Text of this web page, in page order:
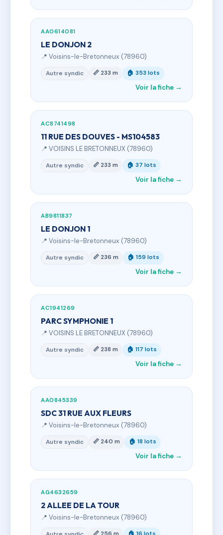
AA0614081
LE DONJON 2
📍 Voisins-le-Bretonneux (78960)
Autre syndic 📏 233 m 🏠 353 lots
Voir la fiche →
AC8741498
11 RUE DES DOUVES - MS104583
📍 VOISINS LE BRETONNEUX (78960)
Autre syndic 📏 233 m 🏠 37 lots
Voir la fiche →
AB9811837
LE DONJON 1
📍 Voisins-le-Bretonneux (78960)
Autre syndic 📏 236 m 🏠 159 lots
Voir la fiche →
AC1941269
PARC SYMPHONIE 1
📍 VOISINS LE BRETONNEUX (78960)
Autre syndic 📏 238 m 🏠 117 lots
Voir la fiche →
AA0845339
SDC 31 RUE AUX FLEURS
📍 Voisins-le-Bretonneux (78960)
Autre syndic 📏 240 m 🏠 18 lots
Voir la fiche →
AG4632659
2 ALLEE DE LA TOUR
📍 Voisins-le-Bretonneux (78960)